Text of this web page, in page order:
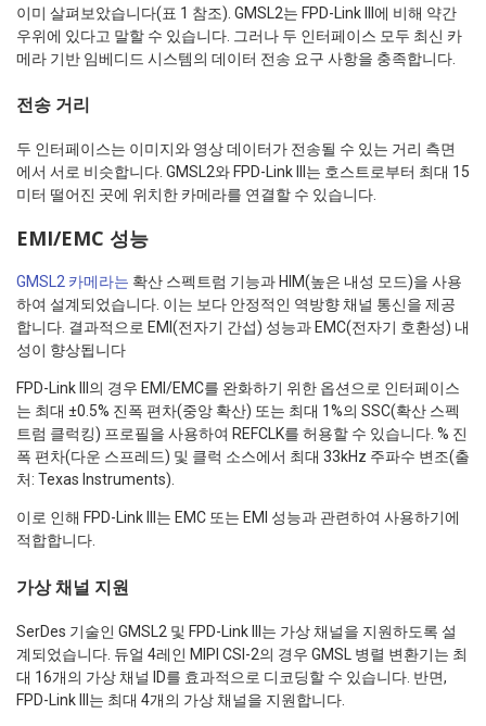
이미 살펴보았습니다(표 1 참조). GMSL2는 FPD-Link III에 비해 약간
우위에 있다고 말할 수 있습니다. 그러나 두 인터페이스 모두 최신 카
메라 기반 임베디드 시스템의 데이터 전송 요구 사항을 충족합니다.
전송 거리
두 인터페이스는 이미지와 영상 데이터가 전송될 수 있는 거리 측면
에서 서로 비슷합니다. GMSL2와 FPD-Link III는 호스트로부터 최대 15
미터 떨어진 곳에 위치한 카메라를 연결할 수 있습니다.
EMI/EMC 성능
GMSL2 카메라는 확산 스펙트럼 기능과 HIM(높은 내성 모드)을 사용
하여 설계되었습니다. 이는 보다 안정적인 역방향 채널 통신을 제공
합니다. 결과적으로 EMI(전자기 간섭) 성능과 EMC(전자기 호환성) 내
성이 향상됩니다
FPD-Link III의 경우 EMI/EMC를 완화하기 위한 옵션으로 인터페이스
는 최대 ±0.5% 진폭 편차(중앙 확산) 또는 최대 1%의 SSC(확산 스펙
트럼 클럭킹) 프로필을 사용하여 REFCLK를 허용할 수 있습니다. % 진
폭 편차(다운 스프레드) 및 클럭 소스에서 최대 33kHz 주파수 변조(출
처: Texas Instruments).
이로 인해 FPD-Link III는 EMC 또는 EMI 성능과 관련하여 사용하기에
적합합니다.
가상 채널 지원
SerDes 기술인 GMSL2 및 FPD-Link III는 가상 채널을 지원하도록 설
계되었습니다. 듀얼 4레인 MIPI CSI-2의 경우 GMSL 병렬 변환기는 최
대 16개의 가상 채널 ID를 효과적으로 디코딩할 수 있습니다. 반면,
FPD-Link III는 최대 4개의 가상 채널을 지원합니다.